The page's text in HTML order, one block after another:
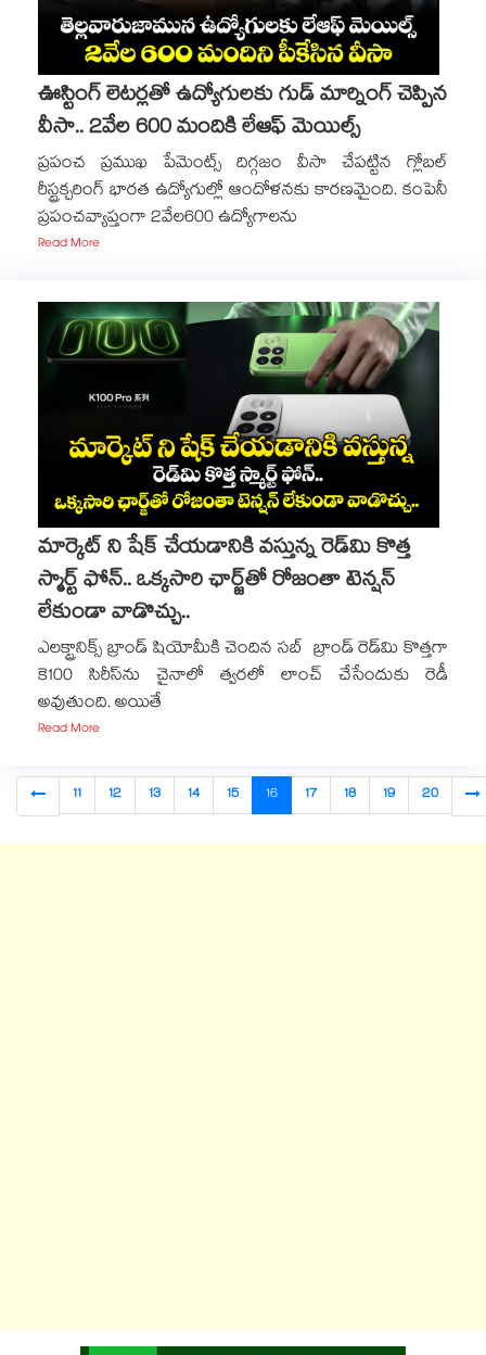
ఊస్టింగ్ లెటర్లతో ఉద్యోగులకు గుడ్ మార్నింగ్ చెప్పిన
వీసా.. 2వేల 600 మందికి లేఆఫ్ మెయిల్స్
ప్రపంచ ప్రముఖ పేమెంట్స్ దిగ్గజం వీసా చేపట్టిన గ్లోబల్
రీస్ట్రక్చరింగ్ భారత ఉద్యోగుల్లో ఆందోళనకు కారణమైంది. కంపెనీ
ప్రపంచవ్యాప్తంగా 2వేల600 ఉద్యోగాలను
Read More
మార్కెట్ ని షేక్ చేయడానికి వస్తున్న రెడ్‌మి కొత్త
స్మార్ట్ ఫోన్.. ఒక్కసారి ఛార్జ్‌తో రోజంతా టెన్షన్
లేకుండా వాడొచ్చు..
ఎలక్ట్రానిక్స్ బ్రాండ్ షియోమీకి చెందిన సబ్ బ్రాండ్ రెడ్‌మి కొత్తగా
కె100 సిరీస్‌ను చైనాలో త్వరలో లాంచ్ చేసేందుకు రెడీ
అవుతుంది. అయితే
Read More
11 12 13 14 15 16 17 18 19 20